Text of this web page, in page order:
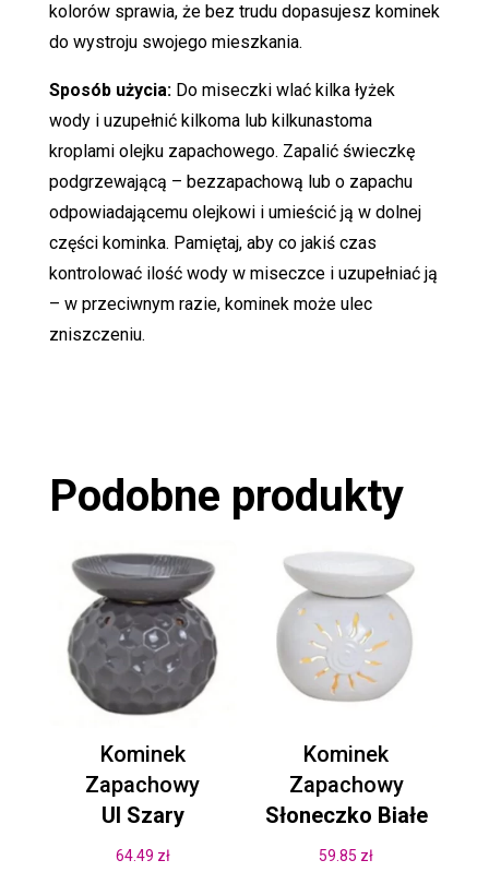
kolorów sprawia, że bez trudu dopasujesz kominek
do wystroju swojego mieszkania.
Sposób użycia: Do miseczki wlać kilka łyżek
wody i uzupełnić kilkoma lub kilkunastoma
kroplami olejku zapachowego. Zapalić świeczkę
podgrzewającą – bezzapachową lub o zapachu
odpowiadającemu olejkowi i umieścić ją w dolnej
części kominka. Pamiętaj, aby co jakiś czas
kontrolować ilość wody w miseczce i uzupełniać ją
– w przeciwnym razie, kominek może ulec
zniszczeniu.
Podobne produkty
Kominek
Zapachowy
Ul Szary
64.49 zł
Kominek
Zapachowy
Słoneczko Białe
59.85 zł